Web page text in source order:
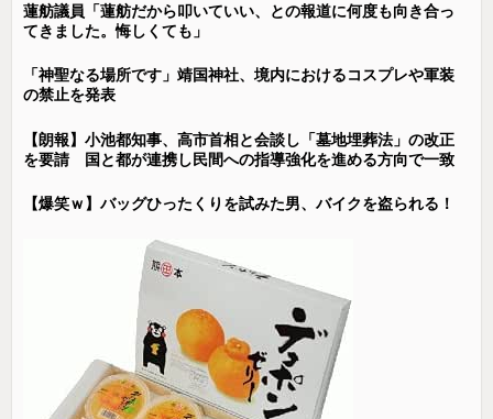
蓮舫議員「蓮舫だから叩いていい、との報道に何度も向き合っ
てきました。悔しくても」
「神聖なる場所です」靖国神社、境内におけるコスプレや軍装
の禁止を発表
【朗報】小池都知事、高市首相と会談し「墓地埋葬法」の改正
を要請 国と都が連携し民間への指導強化を進める方向で一致
【爆笑ｗ】バッグひったくりを試みた男、バイクを盗られる！